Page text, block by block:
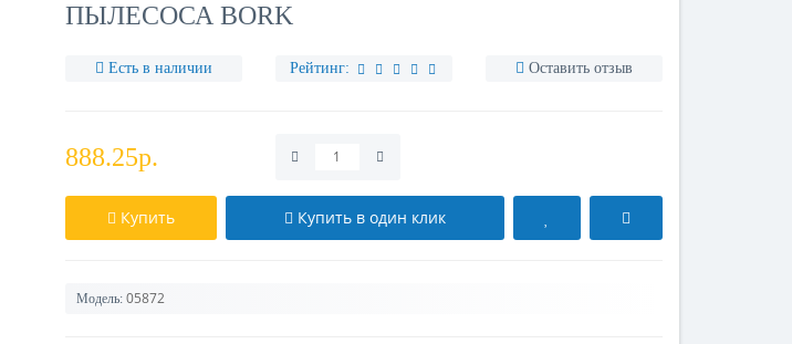
ПЫЛЕСОСА BORK
Есть в наличии Рейтинг: Оставить отзыв
888.25р.
Купить Купить в один клик
Модель: 05872